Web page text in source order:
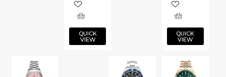
QUICK
VIEW
QUICK
VIEW